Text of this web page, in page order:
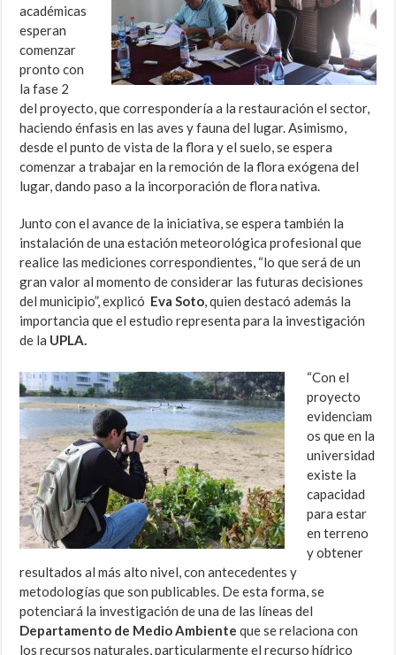
académicas
esperan
comenzar
pronto con
la fase 2
del proyecto, que correspondería a la restauración el sector,
haciendo énfasis en las aves y fauna del lugar. Asimismo,
desde el punto de vista de la flora y el suelo, se espera
comenzar a trabajar en la remoción de la flora exógena del
lugar, dando paso a la incorporación de flora nativa.
Junto con el avance de la iniciativa, se espera también la
instalación de una estación meteorológica profesional que
realice las mediciones correspondientes, “lo que será de un
gran valor al momento de considerar las futuras decisiones
del municipio”, explicó Eva Soto, quien destacó además la
importancia que el estudio representa para la investigación
de la UPLA.
“Con el
proyecto
evidenciam
os que en la
universidad
existe la
capacidad
para estar
en terreno
y obtener
resultados al más alto nivel, con antecedentes y
metodologías que son publicables. De esta forma, se
potenciará la investigación de una de las líneas del
Departamento de Medio Ambiente que se relaciona con
los recursos naturales, particularmente el recurso hídrico